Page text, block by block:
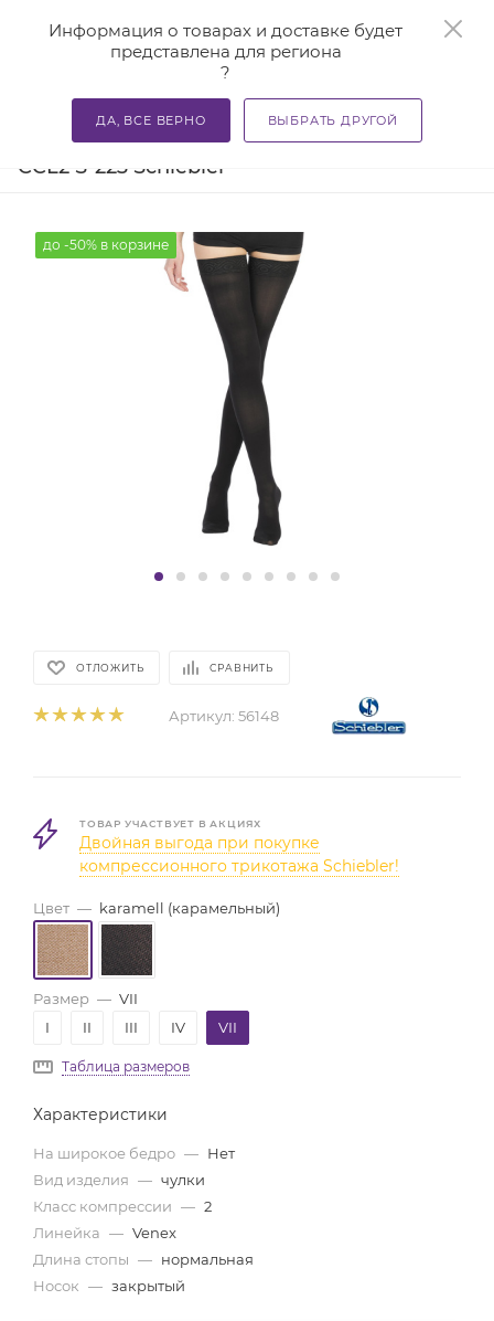
Информация о товарах и доставке будет
представлена для региона
?
ДА, ВСЕ ВЕРНО ВЫБРАТЬ ДРУГОЙ
Главная — Каталог — Компрессионный трикотаж
Антиварикозные чулки Venex Dur
CCL2 S-223 Schiebler
до -50% в корзине
ОТЛОЖИТЬ СРАВНИТЬ
Артикул: 56148
ТОВАР УЧАСТВУЕТ В АКЦИЯХ
Двойная выгода при покупке
компрессионного трикотажа Schiebler!
Цвет — karamell (карамельный)
Размер — VII
I
II III IV VII
Таблица размеров
Характеристики
На широкое бедро — Нет
Вид изделия — чулки
Класс компрессии — 2
Линейка — Venex
Длина стопы — нормальная
Носок — закрытый